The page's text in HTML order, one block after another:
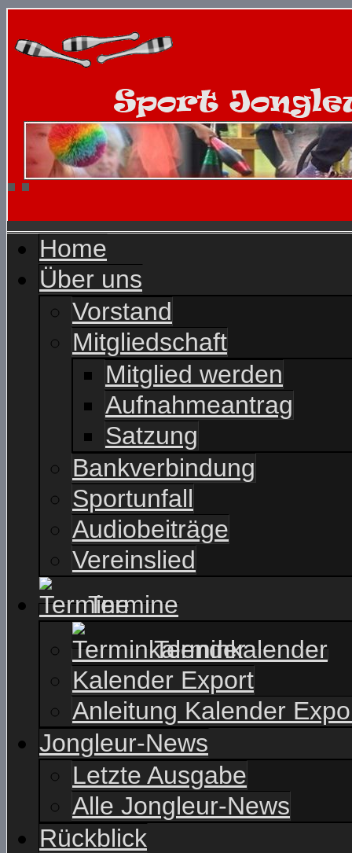
Home
Über uns
Vorstand
Mitgliedschaft
Mitglied werden
Aufnahmeantrag
Satzung
Bankverbindung
Sportunfall
Audiobeiträge
Vereinslied
Termine
Terminkalender
Kalender Export
Anleitung Kalender
Jongleur-News
Letzte Ausgabe
Alle Jongleur-News
Rückblick